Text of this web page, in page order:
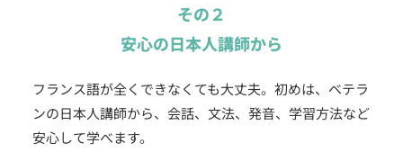
その２
安心の日本人講師から
フランス語が全くできなくても大丈夫。初めは、ベテラ
ンの日本人講師から、会話、文法、発音、学習方法など
安心して学べます。